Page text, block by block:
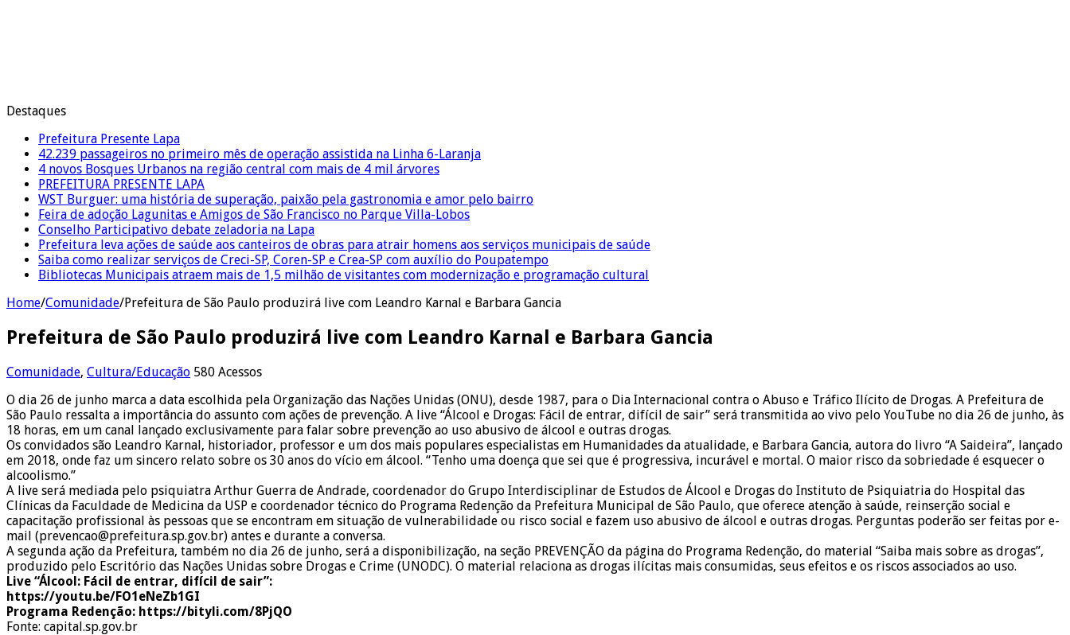
Destaques
Prefeitura Presente Lapa
42.239 passageiros no primeiro mês de operação assistida na Linha 6-Laranja
4 novos Bosques Urbanos na região central com mais de 4 mil árvores
PREFEITURA PRESENTE LAPA
WST Burguer: uma história de superação, paixão pela gastronomia e amor pelo bairro
Feira de adoção Lagunitas e Amigos de São Francisco no Parque Villa-Lobos
Conselho Participativo debate zeladoria na Lapa
Prefeitura leva ações de saúde aos canteiros de obras para atrair homens aos serviços municipais de saúde
Saiba como realizar serviços de Creci-SP, Coren-SP e Crea-SP com auxílio do Poupatempo
Bibliotecas Municipais atraem mais de 1,5 milhão de visitantes com modernização e programação cultural
Home/Comunidade/Prefeitura de São Paulo produzirá live com Leandro Karnal e Barbara Gancia
Prefeitura de São Paulo produzirá live com Leandro Karnal e Barbara Gancia
Comunidade, Cultura/Educação 580 Acessos
O dia 26 de junho marca a data escolhida pela Organização das Nações Unidas (ONU), desde 1987, para o Dia Internacional contra o Abuso e Tráfico Ilícito de Drogas. A Prefeitura de
São Paulo ressalta a importância do assunto com ações de prevenção. A live “Álcool e Drogas: Fácil de entrar, difícil de sair” será transmitida ao vivo pelo YouTube no dia 26 de junho, às
18 horas, em um canal lançado exclusivamente para falar sobre prevenção ao uso abusivo de álcool e outras drogas.
Os convidados são Leandro Karnal, historiador, professor e um dos mais populares especialistas em Humanidades da atualidade, e Barbara Gancia, autora do livro “A Saideira”, lançado
em 2018, onde faz um sincero relato sobre os 30 anos do vício em álcool. “Tenho uma doença que sei que é progressiva, incurável e mortal. O maior risco da sobriedade é esquecer o
alcoolismo.”
A live será mediada pelo psiquiatra Arthur Guerra de Andrade, coordenador do Grupo Interdisciplinar de Estudos de Álcool e Drogas do Instituto de Psiquiatria do Hospital das
Clínicas da Faculdade de Medicina da USP e coordenador técnico do Programa Redenção da Prefeitura Municipal de São Paulo, que oferece atenção à saúde, reinserção social e
capacitação profissional às pessoas que se encontram em situação de vulnerabilidade ou risco social e fazem uso abusivo de álcool e outras drogas. Perguntas poderão ser feitas por e-
mail (prevencao@prefeitura.sp.gov.br) antes e durante a conversa.
A segunda ação da Prefeitura, também no dia 26 de junho, será a disponibilização, na seção PREVENÇÃO da página do Programa Redenção, do material “Saiba mais sobre as drogas”,
produzido pelo Escritório das Nações Unidas sobre Drogas e Crime (UNODC). O material relaciona as drogas ilícitas mais consumidas, seus efeitos e os riscos associados ao uso.
Live “Álcool: Fácil de entrar, difícil de sair”:
https://youtu.be/FO1eNeZb1GI
Programa Redenção: https://bityli.com/8PjQO
Fonte: capital.sp.gov.br